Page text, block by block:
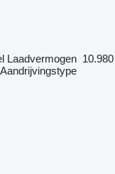
Laadvermogen 10.980
Aandrijvingstype